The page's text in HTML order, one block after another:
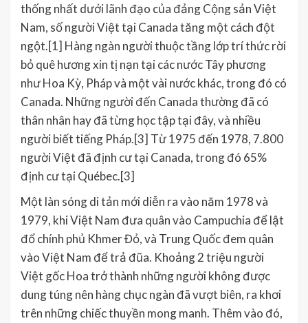
thống nhất dưới lãnh đạo của đảng Cộng sản Việt
Nam, số người Việt tại Canada tăng một cách đột
ngột.[1] Hàng ngàn người thuộc tầng lớp trí thức rời
bỏ quê hương xin tị nạn tại các nước Tây phương
như Hoa Kỳ, Pháp và một vài nước khác, trong đó có
Canada. Những người đến Canada thường đã có
thân nhân hay đã từng học tập tại đây, và nhiều
người biết tiếng Pháp.[3] Từ 1975 đến 1978, 7.800
người Việt đã định cư tại Canada, trong đó 65%
định cư tại Québec.[3]
Một làn sóng di tản mới diễn ra vào năm 1978 và
1979, khi Việt Nam đưa quân vào Campuchia để lật
đổ chính phủ Khmer Đỏ, và Trung Quốc đem quân
vào Việt Nam để trả đũa. Khoảng 2 triệu người
Việt gốc Hoa trở thành những người không được
dung túng nên hàng chục ngàn đã vượt biên, ra khơi
trên những chiếc thuyền mong manh. Thêm vào đó,